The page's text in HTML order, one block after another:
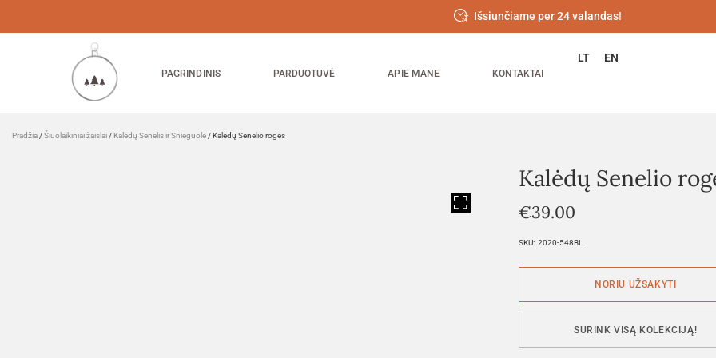
Išsiunčiame per 24 valandas!
PAGRINDINIS PARDUOTUVĖ APIE MANE KONTAKTAI
LT EN
Pradžia /Šiuolaikiniai žaislai / Kalėdų Senelis ir Snieguolė / Kalėdų Senelio rogės
Kalėdų Senelio
€39.00
SKU: 2020-548BL
SURINK VISĄ KOLEKCIJĄ!